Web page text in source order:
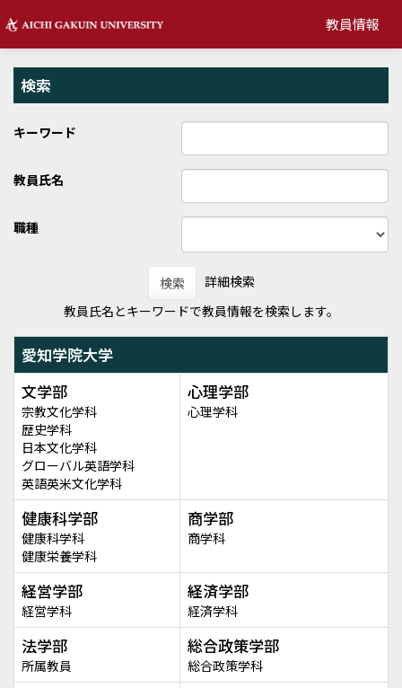
教員情報
検索
キーワード
教員氏名
職種
検索
詳細検索
教員氏名とキーワードで教員情報を検索します。
愛知学院大学
文学部
宗教文化学科
歴史学科
日本文化学科
グローバル英語学科
英語英米文化学科
心理学部
心理学科
健康科学部
健康科学科
健康栄養学科
商学部
商学科
経営学部
経営学科
経済学部
経済学科
法学部
所属教員
総合政策学部
総合政策学科